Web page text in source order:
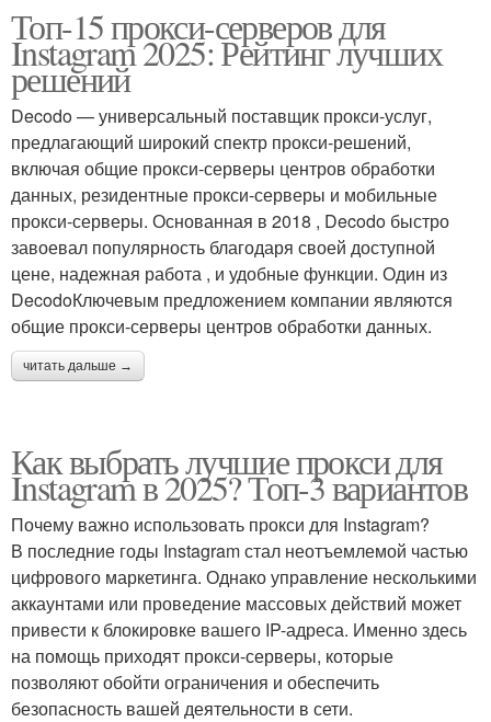
Топ-15 прокси-серверов для
Instagram 2025: Рейтинг лучших
решений
Decodo — универсальный поставщик прокси-услуг,
предлагающий широкий спектр прокси-решений,
включая общие прокси-серверы центров обработки
данных, резидентные прокси-серверы и мобильные
прокси-серверы. Основанная в 2018 , Decodo быстро
завоевал популярность благодаря своей доступной
цене, надежная работа , и удобные функции. Один из
DecodoКлючевым предложением компании являются
общие прокси-серверы центров обработки данных.
читать дальше →
Как выбрать лучшие прокси для
Instagram в 2025? Топ-3 вариантов
Почему важно использовать прокси для Instagram?
В последние годы Instagram стал неотъемлемой частью
цифрового маркетинга. Однако управление несколькими
аккаунтами или проведение массовых действий может
привести к блокировке вашего IP-адреса. Именно здесь
на помощь приходят прокси-серверы, которые
позволяют обойти ограничения и обеспечить
безопасность вашей деятельности в сети.